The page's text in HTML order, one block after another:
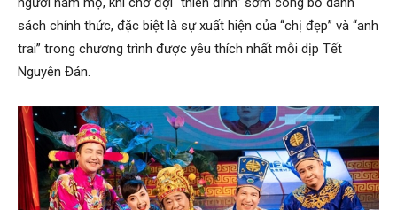
sách chính thức, đặc biệt là sự xuất hiện của “chị đẹp” và “anh
trai” trong chương trình được yêu thích nhất mỗi dịp Tết
Nguyên Đán.